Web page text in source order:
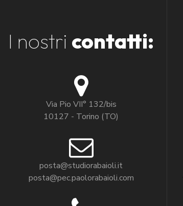
I nostri contatti:
Via Pio VII° 132/bis
10127 - Torino (TO)
posta@studiorabaioli.it
posta@pec.paolorabaioli.com